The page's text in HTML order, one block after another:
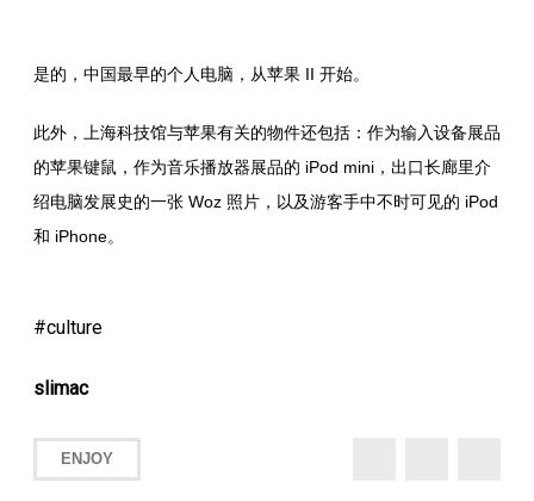
是的，中国最早的个人电脑，从苹果 II 开始。
此外，上海科技馆与苹果有关的物件还包括：作为输入设备展品
的苹果键鼠，作为音乐播放器展品的 iPod mini，出口长廊里介
绍电脑发展史的一张 Woz 照片，以及游客手中不时可见的 iPod
和 iPhone。
culture
slimac
ENJOY